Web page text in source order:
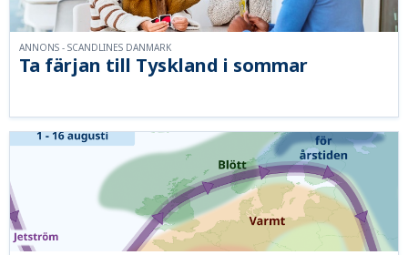
Ta färjan till Tyskland i sommar
ANNONS - SCANDLINES DANMARK